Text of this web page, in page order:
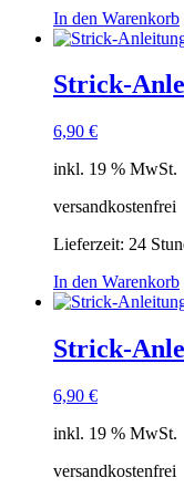
In den Warenkorb
Strick-
6,90 €
inkl. 19 % MwSt.
versandkostenfrei
Lieferzeit: 24
In den Warenkorb
Strick-
6,90 €
inkl. 19 % MwSt.
versandkostenfrei